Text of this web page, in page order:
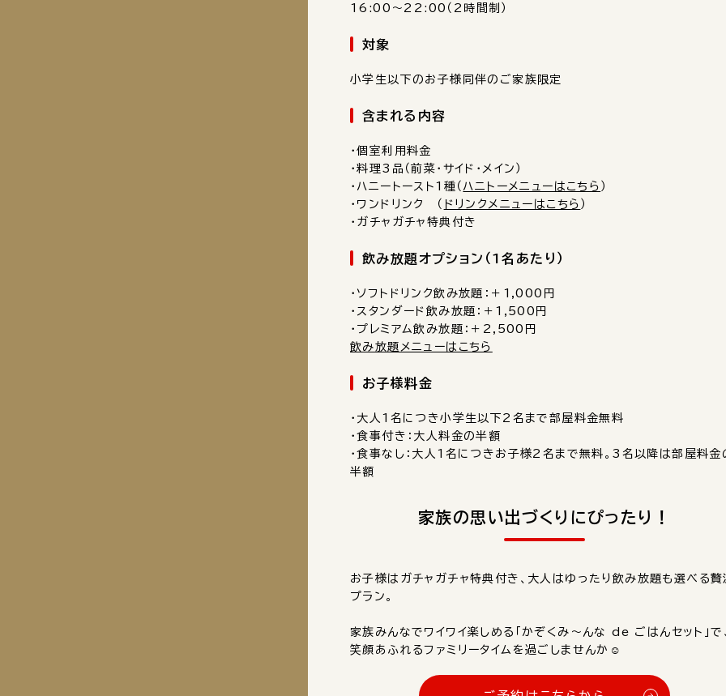
16:00〜22:00（2時間制）
対象
小学生以下のお子様同伴のご家族限定
含まれる内容
・個室利用料金
・料理3品（前菜・サイド・メイン）
・ ハニートースト1種（ ハニトーメニューはこちら ）
・ワンドリンク （ ドリンクメニューはこちら ）
・ガチャガチャ特典付き
飲み放題オプション（1名あたり）
・ソフトドリンク飲み放題：＋1,000円
・スタンダード飲み放題：＋1,500円
・プレミアム飲み放題：＋2,500円
飲み放題メニューはこちら
お子様料金
・大人1名につき小学生以下2名まで部屋料金無料
・食事付き：大人料金の半額
・食事なし：大人1名につきお子様2名まで無料。3名以降は部屋料金
半額
家族の思い出づくりにぴったり！
お子様はガチャガチャ特典付き、大人はゆったり飲み放題も選べる贅
プラン。
家族みんなでワイワイ楽しめる「かぞくみ～んな de ごはんセット」で
笑顔あふれるファミリータイムを過ごしませんか☺️